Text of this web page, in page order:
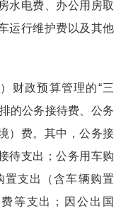
水电费、办公用房取
运行维护费以及其他
财政预算管理的“三
的公务接待费、公务
）费。其中，公务接
待支出；公务用车购
置支出（含车辆购置
等支出；因公出国